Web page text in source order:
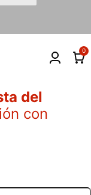
0
del
con